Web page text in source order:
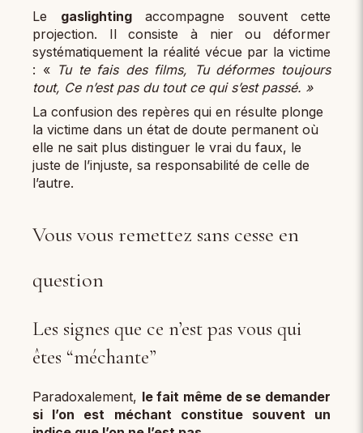
Le gaslightingaccompagne souvent cette
projection. Il consiste à nier ou déformer
systématiquement la réalité vécue par la victime
: « Tu te fais des films, Tu déformes toujours
tout, Ce n’est pas du tout ce qui s’est passé. »
La confusion des repères qui en résulte plonge
la victime dans un état de doute permanent où
elle ne sait plus distinguer le vrai du faux, le
juste de l’injuste, sa responsabilité de celle de
l’autre.
Vous vous remettez sans cesse en
question
Les signes que ce n’est pas vous qui
êtes “méchante”
Paradoxalement, le fait même de se demander
si l’on est méchant constitue souvent un